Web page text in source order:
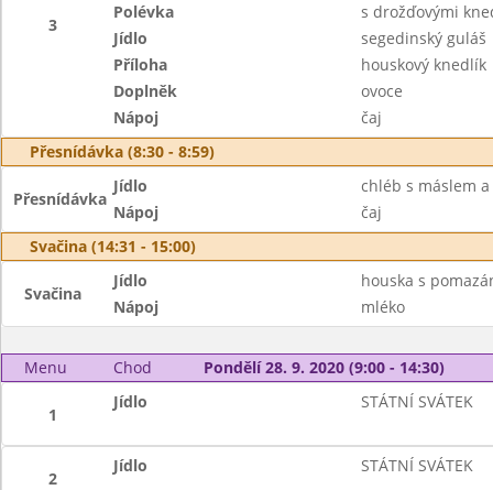
3
Polévka
s drožďovými
Jídlo
segedinský guláš
Příloha
houskový knedlík
Doplněk
ovoce
Nápoj
čaj
Přesnídávka (8:30 - 8:59)
Přesnídávka
Jídlo
chléb s máslem
Nápoj
čaj
Svačina (14:31 - 15:00)
Svačina
Jídlo
houska s
Nápoj
mléko
Menu Chod Pondělí 28. 9. 2020 (9:00 - 14:30)
1
Jídlo STÁTNÍ SVÁTEK
2
Jídlo STÁTNÍ SVÁTEK